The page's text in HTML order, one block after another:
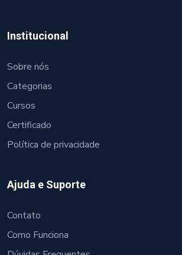
Institucional
Sobre nós
Categorias
Cursos
Certificado
Política de privacidade
Ajuda e Suporte
Contato
Como Funciona